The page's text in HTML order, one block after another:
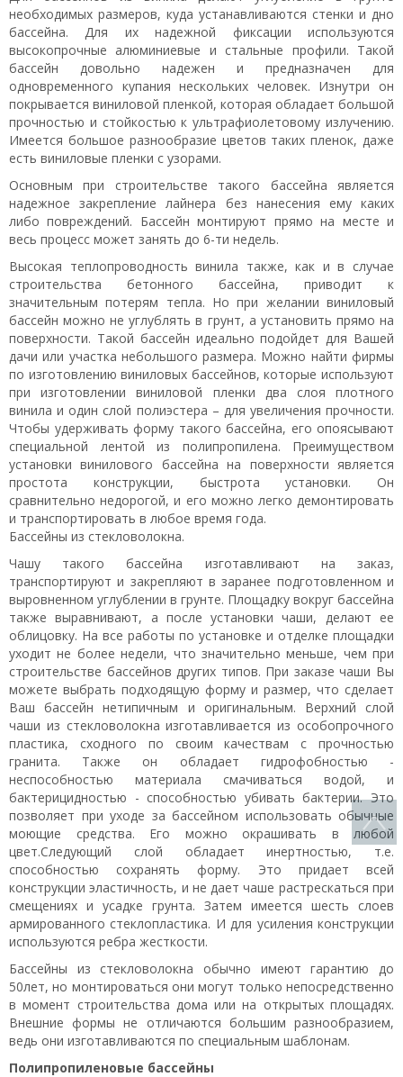
необходимых размеров, куда устанавливаются стенки и дно
бассейна. Для их надежной фиксации используются
высокопрочные алюминиевые и стальные профили. Такой
бассейн довольно надежен и предназначен для
одновременного купания нескольких человек. Изнутри он
покрывается виниловой пленкой, которая обладает большой
прочностью и стойкостью к ультрафиолетовому излучению.
Имеется большое разнообразие цветов таких пленок, даже
есть виниловые пленки с узорами.
Основным при строительстве такого бассейна является
надежное закрепление лайнера без нанесения ему каких
либо повреждений. Бассейн монтируют прямо на месте и
весь процесс может занять до 6-ти недель.
Высокая теплопроводность винила также, как и в случае
строительства бетонного бассейна, приводит к
значительным потерям тепла. Но при желании виниловый
бассейн можно не углублять в грунт, а установить прямо на
поверхности. Такой бассейн идеально подойдет для Вашей
дачи или участка небольшого размера. Можно найти фирмы
по изготовлению виниловых бассейнов, которые используют
при изготовлении виниловой пленки два слоя плотного
винила и один слой полиэстера – для увеличения прочности.
Чтобы удерживать форму такого бассейна, его опоясывают
специальной лентой из полипропилена. Преимуществом
установки винилового бассейна на поверхности является
простота конструкции, быстрота установки. Он
сравнительно недорогой, и его можно легко демонтировать
и транспортировать в любое время года.
Бассейны из стекловолокна.
Чашу такого бассейна изготавливают на заказ,
транспортируют и закрепляют в заранее подготовленном и
выровненном углублении в грунте. Площадку вокруг бассейна
также выравнивают, а после установки чаши, делают ее
облицовку. На все работы по установке и отделке площадки
уходит не более недели, что значительно меньше, чем при
строительстве бассейнов других типов. При заказе чаши Вы
можете выбрать подходящую форму и размер, что сделает
Ваш бассейн нетипичным и оригинальным. Верхний слой
чаши из стекловолокна изготавливается из особопрочного
пластика, сходного по своим качествам с прочностью
гранита. Также он обладает гидрофобностью -
неспособностью материала смачиваться водой, и
бактерицидностью - способностью убивать бактерии. Это
позволяет при уходе за бассейном использовать обычные
моющие средства. Его можно окрашивать в любой
цвет.Следующий слой обладает инертностью, т.е.
способностью сохранять форму. Это придает всей
конструкции эластичность, и не дает чаше растрескаться при
смещениях и усадке грунта. Затем имеется шесть слоев
армированного стеклопластика. И для усиления конструкции
используются ребра жесткости.
Бассейны из стекловолокна обычно имеют гарантию до
50лет, но монтироваться они могут только непосредственно
в момент строительства дома или на открытых площадях.
Внешние формы не отличаются большим разнообразием,
ведь они изготавливаются по специальным шаблонам.
Полипропиленовые бассейны